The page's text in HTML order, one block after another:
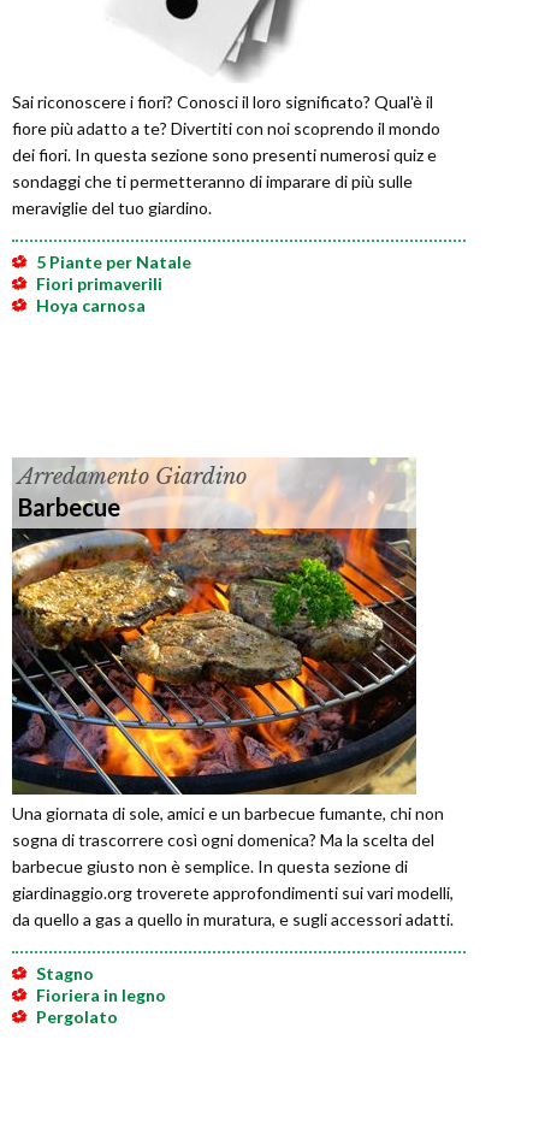
Sai riconoscere i fiori? Conosci il loro significato? Qual'è il
fiore più adatto a te? Divertiti con noi scoprendo il mondo
dei fiori. In questa sezione sono presenti numerosi quiz e
sondaggi che ti permetteranno di imparare di più sulle
meraviglie del tuo giardino.
5 Piante per Natale
Fiori primaverili
Hoya carnosa
Arredamento Giardino
Barbecue
Una giornata di sole, amici e un barbecue fumante, chi non
sogna di trascorrere così ogni domenica? Ma la scelta del
barbecue giusto non è semplice. In questa sezione di
giardinaggio.org troverete approfondimenti sui vari modelli,
da quello a gas a quello in muratura, e sugli accessori adatti.
Stagno
Fioriera in legno
Pergolato